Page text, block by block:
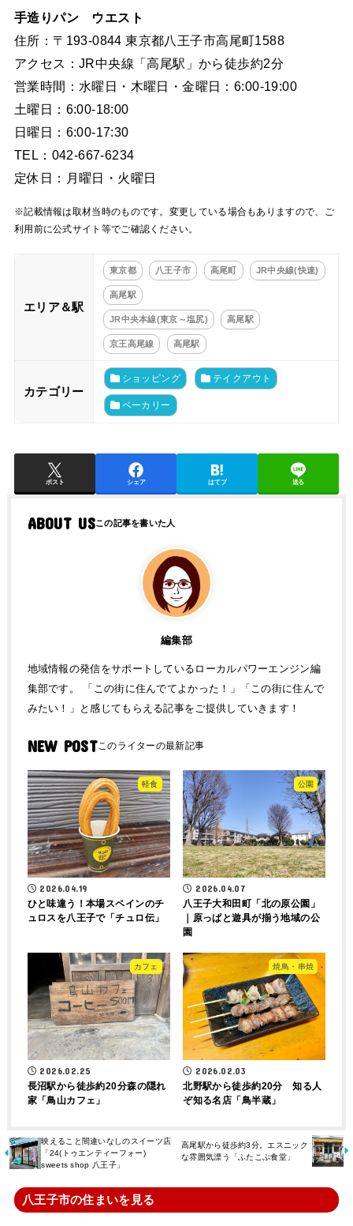
手造りパン ウエスト
住所：〒193-0844 東京都八王子市高尾町1588
アクセス：JR中央線「高尾駅」から徒歩約2分
営業時間：水曜日・木曜日・金曜日：6:00-19:00
土曜日：6:00-18:00
日曜日：6:00-17:30
TEL：042-667-6234
定休日：月曜日・火曜日
※記載情報は取材当時のものです。変更している場合もありますので、ご
利用前に公式サイト等でご確認ください。
エリア＆駅
東京都 八王子市 高尾町 JR中央線(快速)
高尾駅
JR中央本線(東京～塩尻) 高尾駅
京王高尾線 高尾駅
カテゴリー
ショッピング テイクアウト
ベーカリー
ポスト シェア はてブ 送る
ABOUT US
編集部
地域情報の発信をサポートしているローカルパワーエンジン編
集部です。 「この街に住んでてよかった！」「この街に住んで
みたい！」と感じてもらえる記事をご提供していきます！
NEW POST
軽食
2026.04.19
ひと味違う！本場スペインのチ
ュロスを八王子で「チュロ伝」
公園
2026.04.07
八王子大和田町「北の原公園」
｜原っぱと遊具が揃う地域の公
園
カフェ
2026.02.25
長沼駅から徒歩約20分森の隠れ
家「鳥山カフェ」
焼鳥・串焼
2026.02.03
北野駅から徒歩約20分 知る人
ぞ知る名店「鳥半蔵」
映えること間違いなしのスイーツ店
「24(トゥエンティーフォー)
sweets shop 八王子」
高尾駅から徒歩約3分。エスニック
な雰囲気漂う「ふたこぶ食堂」
八王子市の住まいを見る